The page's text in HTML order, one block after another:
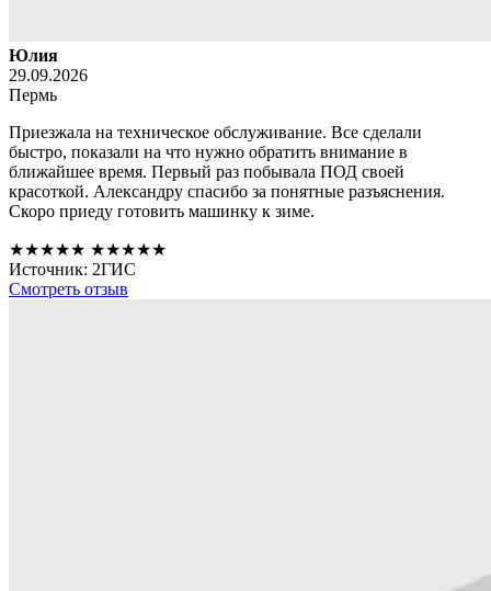
Юлия
29.09.2026
Пермь
Приезжала на техническое обслуживание. Все сделали
быстро, показали на что нужно обратить внимание в
ближайшее время. Первый раз побывала ПОД своей
красоткой. Александру спасибо за понятные разъяснения.
Скоро приеду готовить машинку к зиме.
★★★★★ ★★★★★
Источник: 2ГИС
Смотреть отзыв